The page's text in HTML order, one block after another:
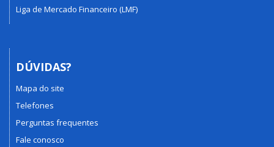
Liga de Mercado Financeiro (LMF)
DÚVIDAS?
Mapa do site
Telefones
Perguntas frequentes
Fale conosco